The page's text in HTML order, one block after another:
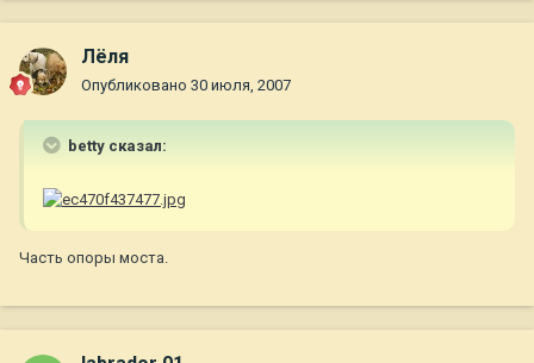
Лёля
Опубликовано 30 июля, 2007
betty сказал:
Часть опоры моста.